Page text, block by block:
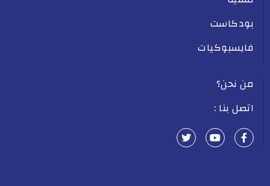
بودكاست
فايسبوكيات
من نحن؟
اتصل بنا :